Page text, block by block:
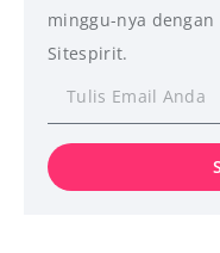
minggu-nya
Sitespirit.